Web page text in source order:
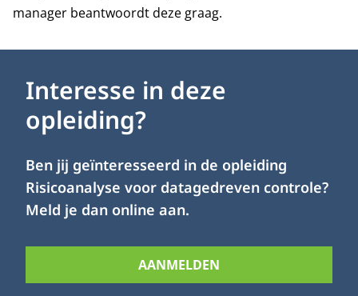
manager beantwoordt deze graag.
Interesse in deze
opleiding?
Ben jij geïnteresseerd in de opleiding
Risicoanalyse voor datagedreven controle?
Meld je dan online aan.
AANMELDEN